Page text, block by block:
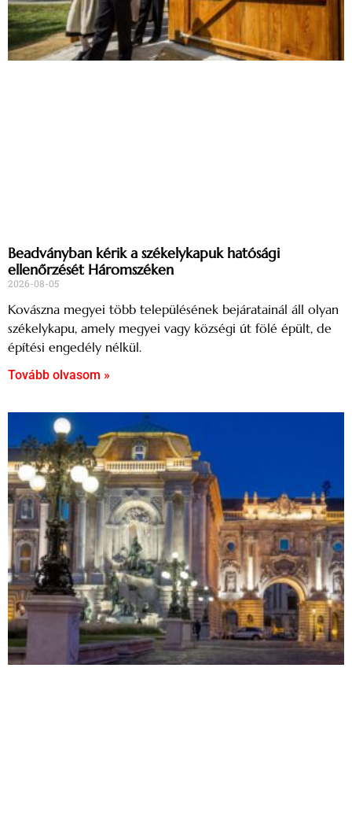
Beadványban kérik a székelykapuk hatósági
ellenőrzését Háromszéken
2026-08-05
Kovászna megyei több településének bejáratainál áll olyan
székelykapu, amely megyei vagy községi út fölé épült, de
építési engedély nélkül.
Tovább olvasom »